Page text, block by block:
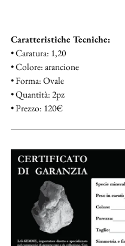
Caratteristiche Tecniche:
• Caratura: 1,20
• Colore: arancione
• Forma: Ovale
• Quantità: 2pz
• Prezzo: 120€